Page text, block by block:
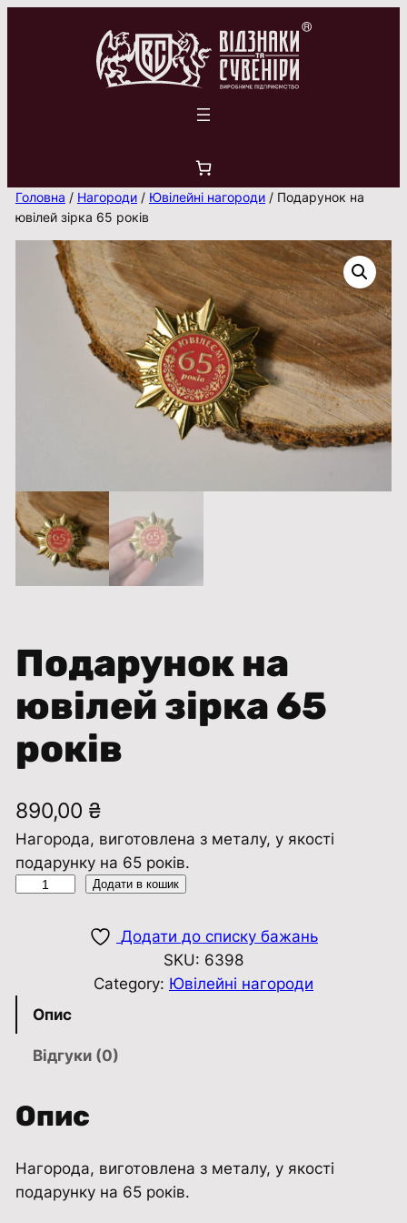
Головна / Нагороди/ Ювілейні нагороди/ Подарунок на
ювілей зірка 65 років
Подарунок на
ювілей зірка 65
років
890,00 ₴
Нагорода, виготовлена з металу, у якості
подарунку на 65 років.
а
в
і
Додати в кошик
Додати до списку бажань
SKU: 6398
Category: Ювілейні нагороди
Опис
Відгуки (0)
Опис
Нагорода, виготовлена з металу, у якості
подарунку на 65 років.